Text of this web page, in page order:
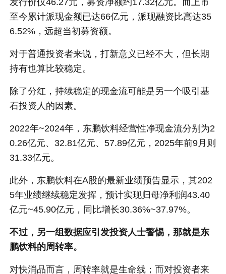
发行价仅46.27元，募资净额约17.32亿元。而上市
至今累计派现金额已达66亿元，派现融资比高达35
6.52%，远超当初募资额。
对于普通投资者来说，打新意义已经不大，但长期
持有也算比较稳定。
除了分红，持续稳定的现金流可能是另一个吸引基
石投资人的因素。
2022年~2024年，东鹏饮料经营性净现金流分别为2
0.26亿元、32.81亿元、57.89亿元，2025年前9月则
31.33亿元。
此外，东鹏饮料在A股的最新业绩预告显示，其202
5年业绩继续稳定发挥，预计实现归母净利润43.40
亿元~45.90亿元，同比增长30.36%~37.97%。
不过，另一组数据应引发投资人士警惕，那就是东
鹏饮料的周转率。
对快消品而言，周转率就是生命线；而对投资者来